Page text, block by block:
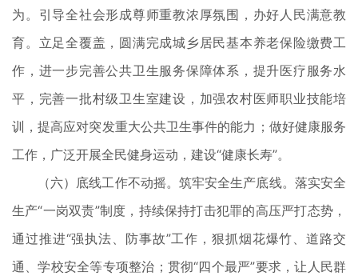
为。引导全社会形成尊师重教浓厚氛围，办好人民满意教
育。立足全覆盖，圆满完成城乡居民基本养老保险缴费工
作，进一步完善公共卫生服务保障体系，提升医疗服务水
平，完善一批村级卫生室建设，加强农村医师职业技能培
训，提高应对突发重大公共卫生事件的能力；做好健康服务
工作，广泛开展全民健身运动，建设“健康长寿”。
（六）底线工作不动摇。筑牢安全生产底线。落实安全
生产“一岗双责”制度，持续保持打击犯罪的高压严打态势，
通过推进“强执法、防事故”工作，狠抓烟花爆竹、道路交
通、学校安全等专项整治；贯彻“四个最严”要求，让人民群